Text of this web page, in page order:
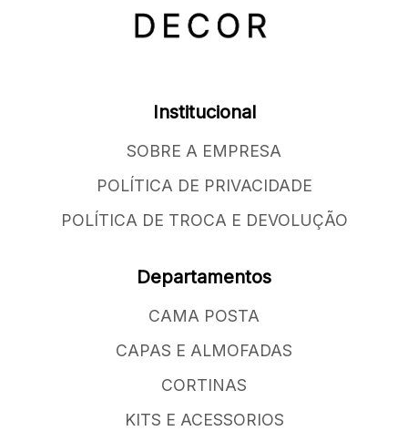
Institucional
SOBRE A EMPRESA
POLÍTICA DE PRIVACIDADE
POLÍTICA DE TROCA E DEVOLUÇÃO
Departamentos
CAMA POSTA
CAPAS E ALMOFADAS
CORTINAS
KITS E ACESSORIOS